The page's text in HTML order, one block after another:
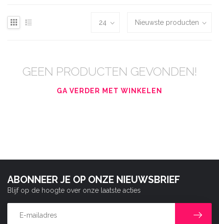
GEEN PRODUCTEN GEVONDEN!
GA VERDER MET WINKELEN
ABONNEER JE OP ONZE NIEUWSBRIEF
Blijf op de hoogte over onze laatste acties